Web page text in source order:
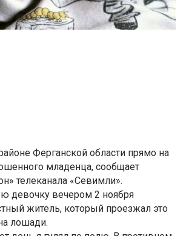
Ферганской области прямо на
младенца, сообщает
телеканала «Севимли».
девочку вечером 2 ноября
житель, который проезжал это
лошади.